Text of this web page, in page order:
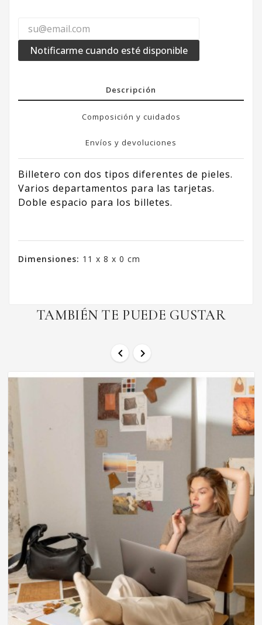
Notificarme cuando esté disponible
Descripción
Composición y cuidados
Envíos y devoluciones
Billetero con dos tipos diferentes de pieles.
Varios departamentos para las tarjetas.
Doble espacio para los billetes.
Dimensiones: 11 x 8 x 0 cm
TAMBIÉN TE PUEDE GUSTAR
 